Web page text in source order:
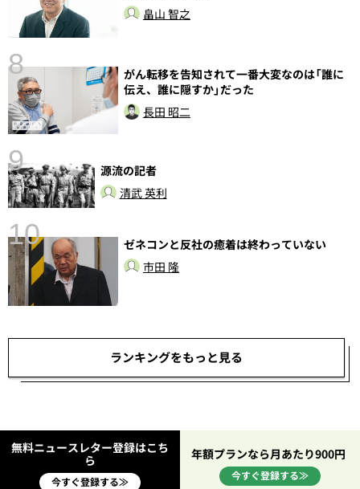
畠山 智之
8
がん転移を告知されて一番大変なのは「誰に
伝え、誰に隠すか」だった
長田 昭二
9
源流の記者
清武 英利
10
ゼネコンと反社の癒着は終わっていない
市田 隆
ランキングをもっと見る
無料ニュースレター登録はこち
ら
今すぐ登録する≫
年額プランなら月あたり900円
今すぐ登録する≫